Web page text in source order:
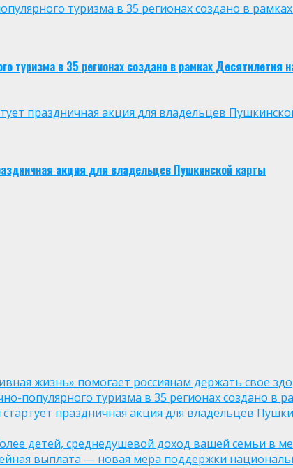
туризма в 35 регионах создано в рамках
в 35 регионах создано в рамках Десятилетия
праздничная акция для владельцев
акция для владельцев Пушкинской карты
жизнь» помогает россиянам держать свое
туризма в 35 регионах создано в
праздничная акция для владельцев
детей, среднедушевой доход вашей семьи в
выплата — новая мера поддержки